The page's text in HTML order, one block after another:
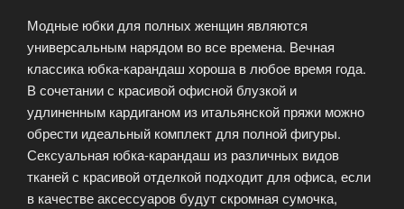
Модные юбки для полных женщин являются
универсальным нарядом во все времена. Вечная
классика юбка-карандаш хороша в любое время года.
В сочетании с красивой офисной блузкой и
удлиненным кардиганом из итальянской пряжи можно
обрести идеальный комплект для полной фигуры.
Сексуальная юбка-карандаш из различных видов
тканей с красивой отделкой подходит для офиса, если
в качестве аксессуаров будут скромная сумочка,